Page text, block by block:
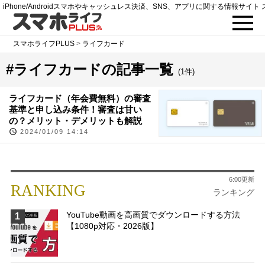
iPhone/Androidスマホやキャッシュレス決済、SNS、アプリに関する情報サイト
スマホライフPLUS > ライフカード
#ライフカードの記事一覧 (1件)
ライフカード（年会費無料）の審査
基準と申し込み条件！審査は甘い
の？メリット・デメリットも解説
2024/01/09 14:14
RANKING ランキング
6:00更新
1
YouTube動画を高画質でダウンロードする方法
【1080p対応・2026版】